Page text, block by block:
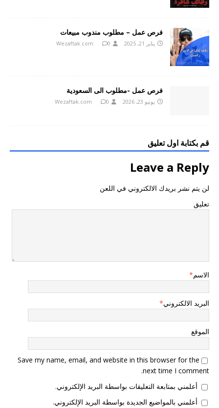
فرص عمل – مطلوب مندوب مبيعات
يناير 21, 2025 Wezaftak.com 0
فرص عمل -مطلوب الى السعودية
يونيو 23, 2026 Wezaftak.com 0
قم بكتابة اول تعليق
Leave a Reply
لن يتم نشر بريدك الالكتروني في اللعن
تعليق
الاسم*
البريد الالكتروني*
الموقع
Save my name, email, and website in this browser for the
next time I comment.
أعلمني بمتابعة التعليقات بواسطة البريد الإلكتروني.
أعلمني بالمواضيع الجديدة بواسطة البريد الإلكتروني.